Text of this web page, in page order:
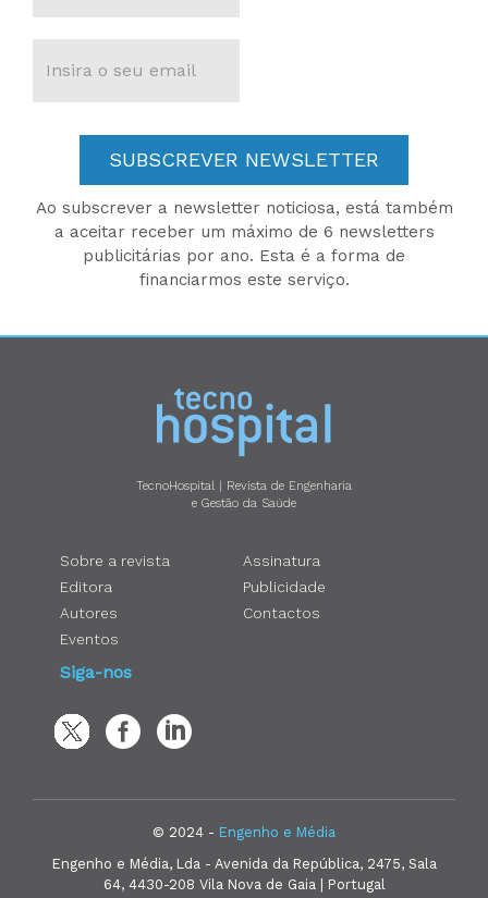
SUBSCREVER NEWSLETTER
Ao subscrever a newsletter noticiosa, está também
a aceitar receber um máximo de 6 newsletters
publicitárias por ano. Esta é a forma de
financiarmos este serviço.
TecnoHospital | Revista de Engenharia
e Gestão da Saúde
Sobre a revista
Editora
Autores
Eventos
Assinatura
Publicidade
Contactos
Siga-nos
© 2024 - Engenho e Média
Engenho e Média, Lda - Avenida da República, 2475, Sala
64, 4430-208 Vila Nova de Gaia | Portugal